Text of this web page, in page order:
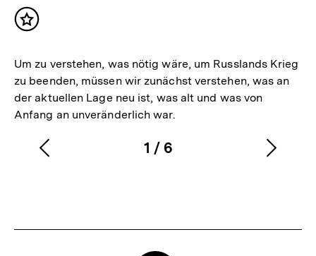
Inhalt
Um zu verstehen, was nötig wäre, um Russlands Krieg
zu beenden, müssen wir zunächst verstehen, was an
der aktuellen Lage neu ist, was alt und was von
Anfang an unveränderlich war.
Karussellinhalt
1
von
/ 6
Vorherigen